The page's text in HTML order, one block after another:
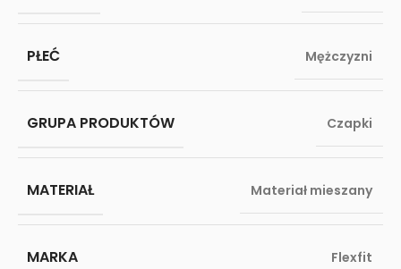
PŁEĆ Mężczyzni
GRUPA PRODUKTÓW Czapki
MATERIAŁ Materiał mieszany
MARKA Flexfit